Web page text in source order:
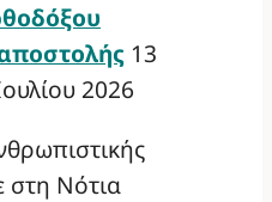
13
2026
στη Νότια